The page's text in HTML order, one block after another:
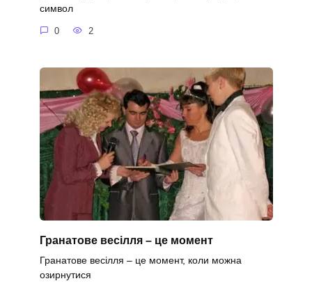
символ
0 2
Гранатове весілля – це момент
Гранатове весілля – це момент, коли можна
озирнутися